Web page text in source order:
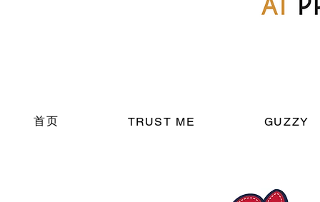
首页 TRUST ME GUZZY